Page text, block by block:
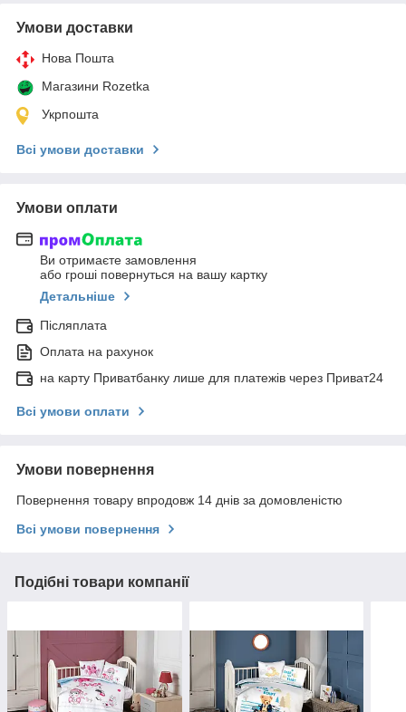
Умови доставки
Нова Пошта
Магазини Rozetka
Укрпошта
Всі умови доставки
Умови оплати
Ви отримаєте замовлення
або гроші повернуться на вашу картку
Детальніше
Післяплата
Оплата на рахунок
на карту Приватбанку лише для платежів через Приват24
Всі умови оплати
Умови повернення
Повернення товару впродовж 14 днів за домовленістю
Всі умови повернення
Подібні товари компанії